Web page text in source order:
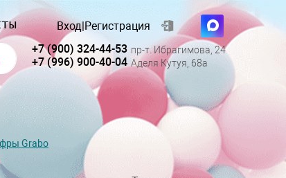
Вход|Регистрация
+7 (900) 324-44-53 пр-т. Ибрагимова, 24
+7 (996) 900-40-04 Аделя Кутуя, 68а
Grabo